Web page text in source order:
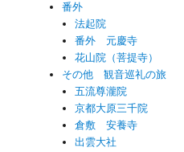
番外
法起院
番外 元慶寺
花山院（菩提寺）
その他 観音巡礼の旅
五流尊瀧院
京都大原三千院
倉敷 安養寺
出雲大社